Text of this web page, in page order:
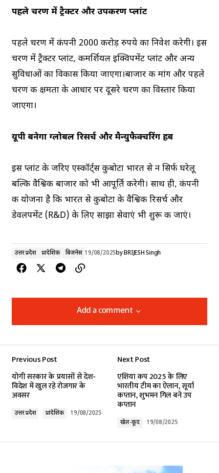
पहले चरण में ट्रैक्टर और उपकरण प्लांट
पहले चरण में कंपनी 2000 करोड़ रुपये का निवेश करेगी। इस
चरण में ट्रैक्टर प्लांट, कमर्शियल इक्विपमेंट प्लांट और अन्य
सुविधाओं का विकास किया जाएगा।बाजार की मांग और पहले
चरण की क्षमता के आधार पर दूसरे चरण का विस्तार किया
जाएगा।
यूपी बनेगा ग्लोबल रिसर्च और मैन्युफैक्चरिंग हब
इस प्लांट के जरिए एस्कॉर्ट्स कुबोटा भारत से न सिर्फ घरेलू
बल्कि वैश्विक बाजार को भी आपूर्ति करेगी। साथ ही, कंपनी
की योजना है कि भारत से कुबोटा के वैश्विक रिसर्च और
डेवलपमेंट (R&D) के लिए साझा सेवाएं भी शुरू की जाएं।
उत्तर प्रदेश प्रादेशिक बिजनेस 19/08/2025byBRIJESH Singh
Add a comment
Add a comment
Required fields are marked*
Previous Post
योगी सरकार के प्रयासों से देश-
विदेश में खुल रहे रोजगार के
अवसर
उत्तर प्रदेश प्रादेशिक 19/08/2025
Next Post
एशिया कप 2025 के लिए
भारतीय टीम का ऐलान, सूर्या
कप्तान, शुभमन गिल बने उप
कप्तान
खेल-कूद 19/08/2025